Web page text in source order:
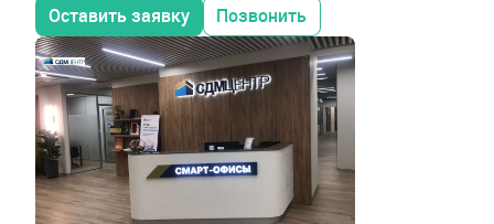
Оставить заявку Позвонить